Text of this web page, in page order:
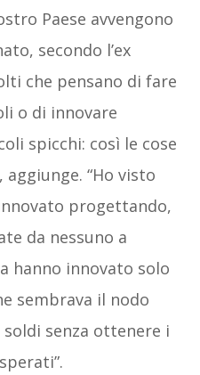
Paese avvengono
secondo l’ex
che pensano di fare
o di innovare
spicchi: così le cose
aggiunge. “Ho visto
progettando,
da nessuno a
hanno innovato solo
sembrava il nodo
senza ottenere i